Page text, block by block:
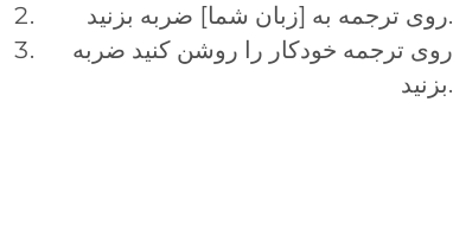
روی ترجمه به [زبان شما] ضربه بزنید.
روی ترجمه خودکار را روشن کنید ضربه
بزنید.